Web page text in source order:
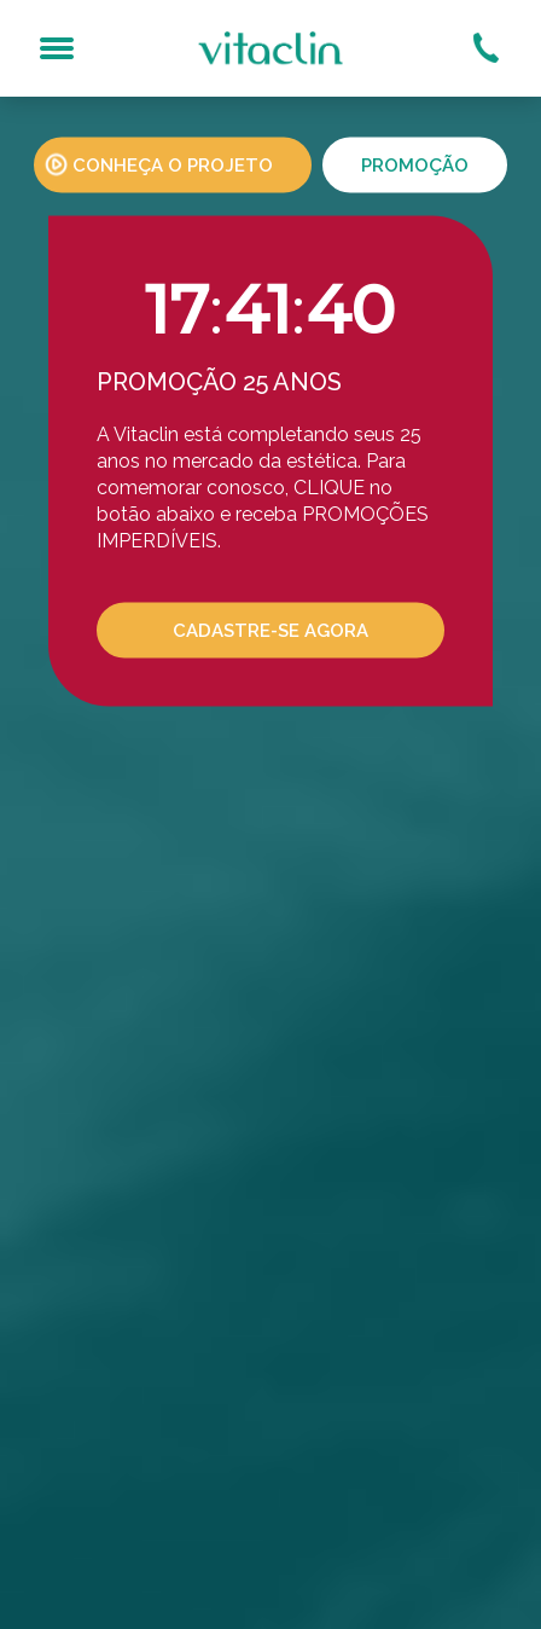
(Bigode Chinês)
Qual o tratamento?
Bioestimuladores
Dermaroller
Espinhas
Laser DualMode®
Limpeza De Pele Por
Luz Pulsada
MD Codes
Microagulhamento
Peeling De Ácido
Considerada a melhor clínica de depilação a
laser de Curitiba.
CONHEÇA O PROJETO PROMOÇÃO
17:41:39
PROMOÇÃO 25 ANOS
A Vitaclin está completando seus 25
anos no mercado da estética. Para
comemorar conosco, CLIQUE no
botão abaixo e receba PROMOÇÕES
IMPERDÍVEIS.
CADASTRE-SE AGORA